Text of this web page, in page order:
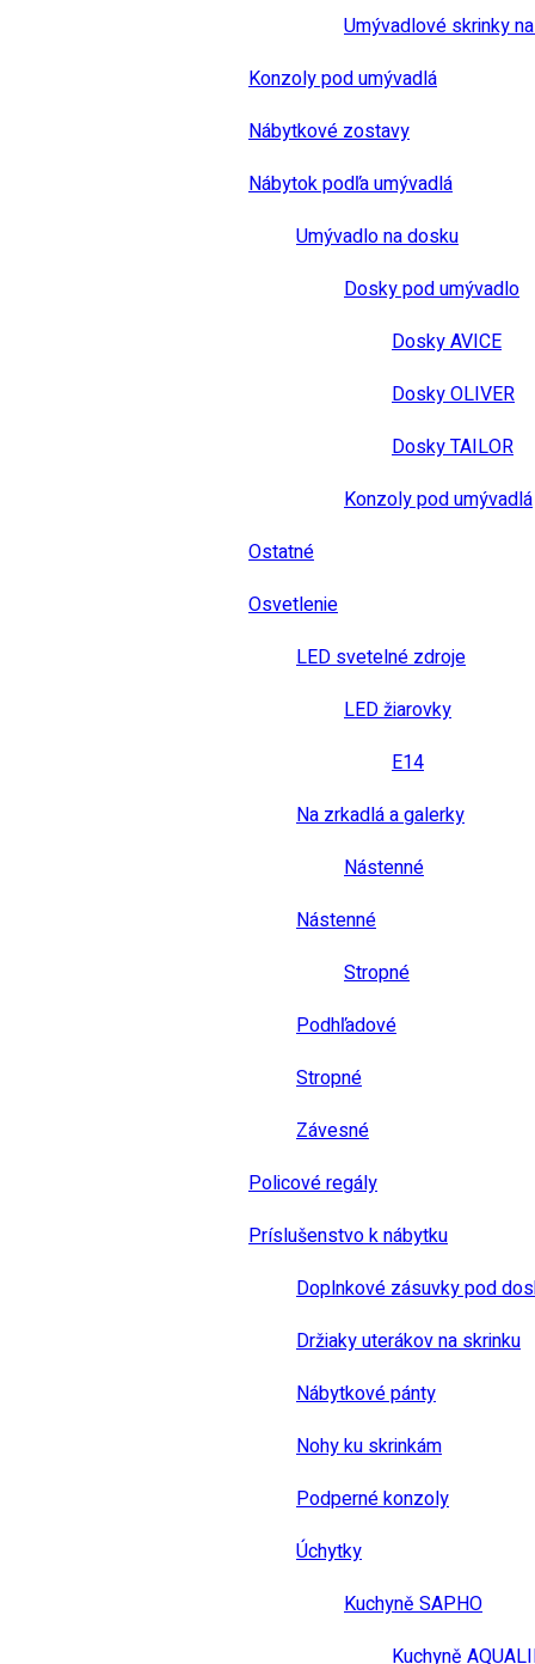
Umývadlové skrinky
Konzoly pod umývadlá
Nábytkové zostavy
Nábytok podľa umývadlá
Umývadlo na dosku
Dosky pod umývadlo
Dosky AVICE
Dosky OLIVER
Dosky TAILOR
Konzoly pod umývadlá
Ostatné
Osvetlenie
LED svetelné zdroje
LED žiarovky
E14
Na zrkadlá a galerky
Nástenné
Nástenné
Stropné
Podhľadové
Stropné
Závesné
Policové regály
Príslušenstvo k nábytku
Doplnkové zásuvky pod
Držiaky uterákov na skrinku
Nábytkové pánty
Nohy ku skrinkám
Podperné konzoly
Úchytky
Kuchyně SAPHO
Kuchyně